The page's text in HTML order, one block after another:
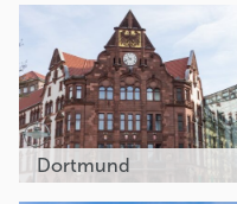
Dortmund